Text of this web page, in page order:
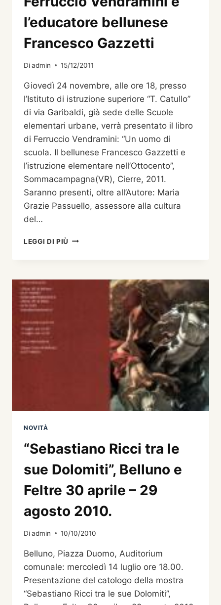
L’ARCHIVIO
STORICO
COMUNALE.
l’educatore bellunese
Francesco Gazzetti
Diadmin 15/12/2011
Giovedì 24 novembre, alle ore 18, presso
l’Istituto di istruzione superiore “T. Catullo”
di via Garibaldi, già sede delle Scuole
elementari urbane, verrà presentato il libro
di Ferruccio Vendramini: “Un uomo di
scuola. Il bellunese Francesco Gazzetti e
l’istruzione elementare nell’Ottocento”,
Sommacampagna(VR), Cierre, 2011.
Saranno presenti, oltre all’Autore: Maria
Grazie Passuello, assessore alla cultura
del…
LEGGI DI PIÙ FERRUCCIO
BELLUNESE
FRANCESCO
NOVITÀ
“Sebastiano Ricci tra le
sue Dolomiti”, Belluno e
Feltre 30 aprile – 29
agosto 2010.
Diadmin 10/10/2010
Belluno, Piazza Duomo, Auditorium
comunale: mercoledì 14 luglio ore 18.00.
Presentazione del catologo della mostra
“Sebastiano Ricci tra le sue Dolomiti”,